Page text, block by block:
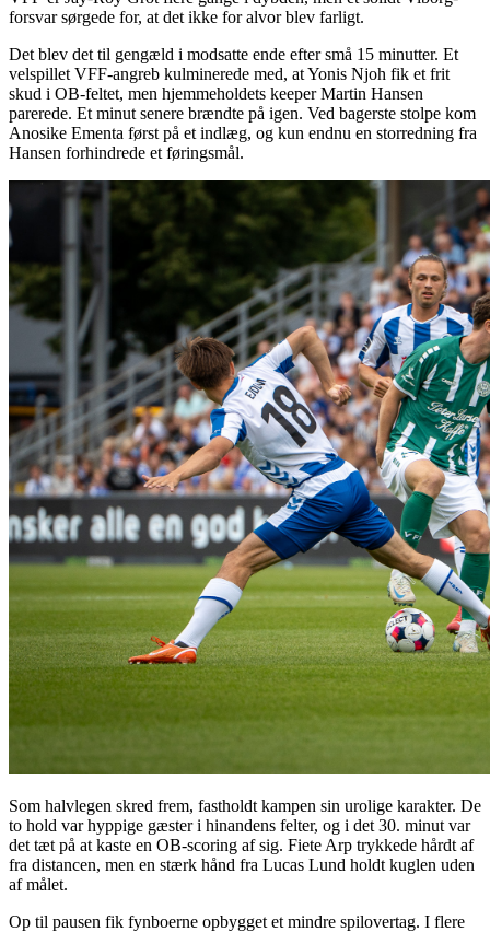
forsvar sørgede for, at det ikke for alvor blev farligt.
Det blev det til gengæld i modsatte ende efter små 15 minutter. Et
velspillet VFF-angreb kulminerede med, at Yonis Njoh fik et frit
skud i OB-feltet, men hjemmeholdets keeper Martin Hansen
parerede. Et minut senere brændte på igen. Ved bagerste stolpe kom
Anosike Ementa først på et indlæg, og kun endnu en storredning fra
Hansen forhindrede et føringsmål.
Som halvlegen skred frem, fastholdt kampen sin urolige karakter. De
to hold var hyppige gæster i hinandens felter, og i det 30. minut var
det tæt på at kaste en OB-scoring af sig. Fiete Arp trykkede hårdt af
fra distancen, men en stærk hånd fra Lucas Lund holdt kuglen uden
af målet.
Op til pausen fik fynboerne opbygget et mindre spilovertag. I flere